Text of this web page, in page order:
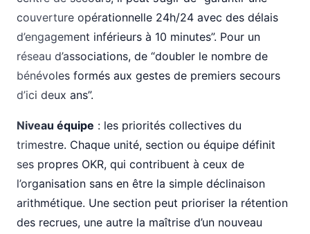
couverture opérationnelle 24h/24 avec des délais
d’engagement inférieurs à 10 minutes”. Pour un
réseau d’associations, de “doubler le nombre de
bénévoles formés aux gestes de premiers secours
d’ici deux ans”.
Niveau équipe : les priorités collectives du
trimestre. Chaque unité, section ou équipe définit
ses propres OKR, qui contribuent à ceux de
l’organisation sans en être la simple déclinaison
arithmétique. Une section peut prioriser la rétention
des recrues, une autre la maîtrise d’un nouveau